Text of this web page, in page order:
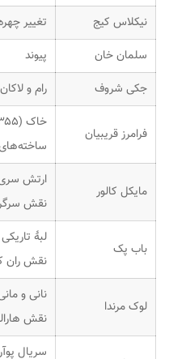
نیکلاس کیج
تغییر چهره
سلمان خان
پیوند
جکی شروف
رام و لاکان
فرامرز قریبیان
مایکل کالور
نقش
باب پک
نقش ران
لوک مرندا
نقش